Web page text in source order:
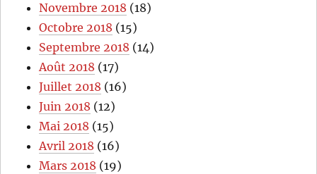
Novembre 2018 (18)
Octobre 2018 (15)
Septembre 2018 (14)
Août 2018 (17)
Juillet 2018 (16)
Juin 2018 (12)
Mai 2018 (15)
Avril 2018 (16)
Mars 2018 (19)